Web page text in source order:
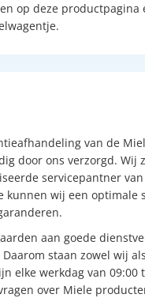
op deze productpagina
van de
door ons verzorgd. Wij
servicepantner
kunnen wij een optimale
aan goede
staan zowel wij
elke werkdag van 09:00
over Miele